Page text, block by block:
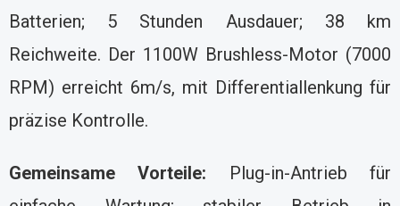
Batterien; 5 Stunden Ausdauer; 38 km
Reichweite. Der 1100W Brushless-Motor (7000
RPM) erreicht 6m/s, mit Differentiallenkung für
präzise Kontrolle.
Gemeinsame Vorteile: Plug-in-Antrieb für